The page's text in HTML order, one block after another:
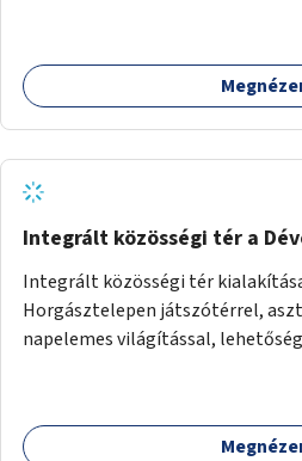
Integrált közösségi tér a
Integrált közösségi tér
Horgásztelepen játszótérrel,
napelemes világítással,